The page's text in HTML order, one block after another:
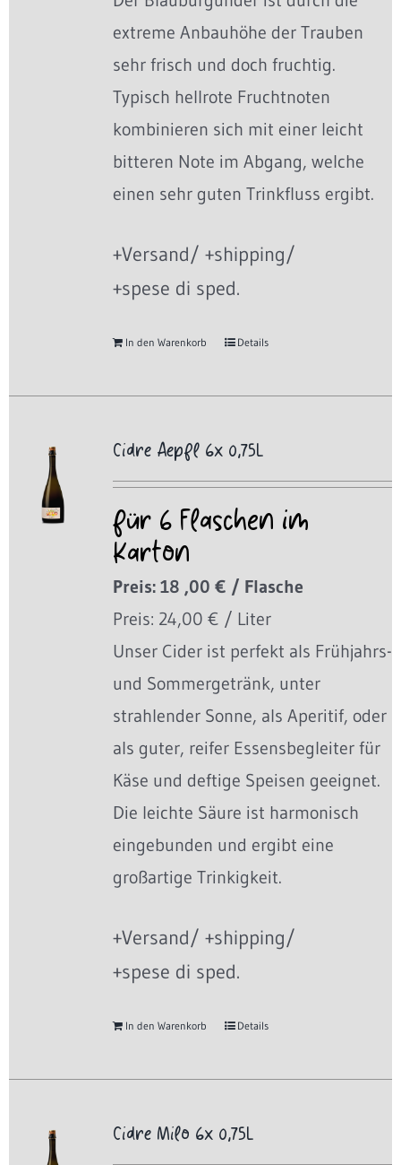
extreme Anbauhöhe der Trauben
sehr frisch und doch fruchtig.
Typisch hellrote Fruchtnoten
kombinieren sich mit einer leicht
bitteren Note im Abgang, welche
einen sehr guten Trinkfluss ergibt.
+Versand/ +shipping/
+spese di sped.
In den Warenkorb Details
Cidre Aepfl 6x 0,75L
für 6 Flaschen im
Karton
Preis: 18 ,00 € / Flasche
Preis: 24,00 € / Liter
Unser Cider ist perfekt als Frühjahrs-
und Sommergetränk, unter
strahlender Sonne, als Aperitif, oder
als guter, reifer Essensbegleiter für
Käse und deftige Speisen geeignet.
Die leichte Säure ist harmonisch
eingebunden und ergibt eine
großartige Trinkigkeit.
+Versand/ +shipping/
+spese di sped.
In den Warenkorb Details
Cidre Milo 6x 0,75L